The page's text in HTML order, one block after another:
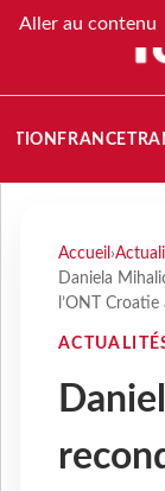
Aller au contenu
FRANCE
Accueil ›
Daniela
l’ONT Croatie